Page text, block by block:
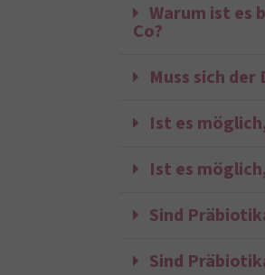
Warum ist es
Co?
Muss sich
Ist es
Ist es
Sind
Sind